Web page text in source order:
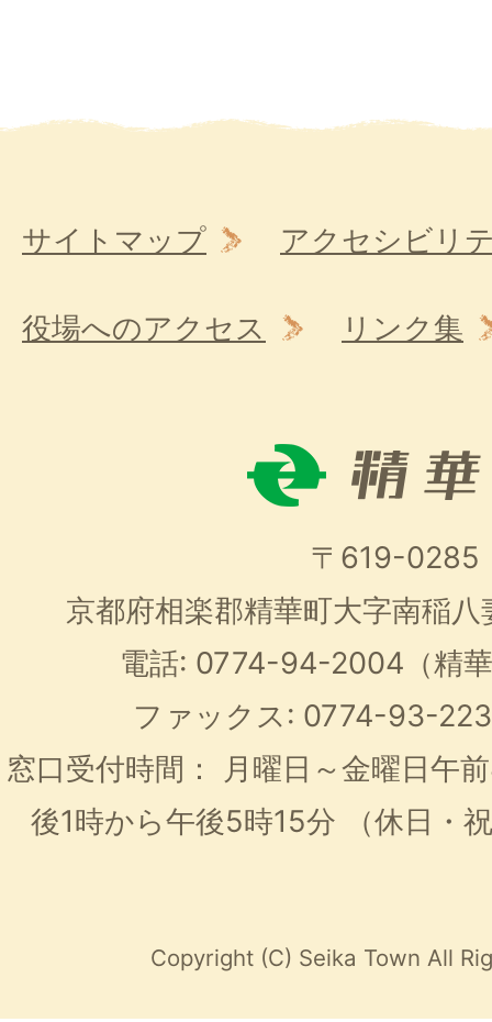
サイトマップ アクセシビリ
役場へのアクセス リンク集
〒619-0285
京都府相楽郡精華町大字南稲
電話: 0774-94-2004（精
ファックス: 0774-93-
窓口受付時間：
月曜日～金曜日午
後1時から午後5時15分
（休日・
Copyright (C) Seika Town All